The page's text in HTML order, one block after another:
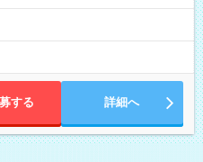
する 詳細へ